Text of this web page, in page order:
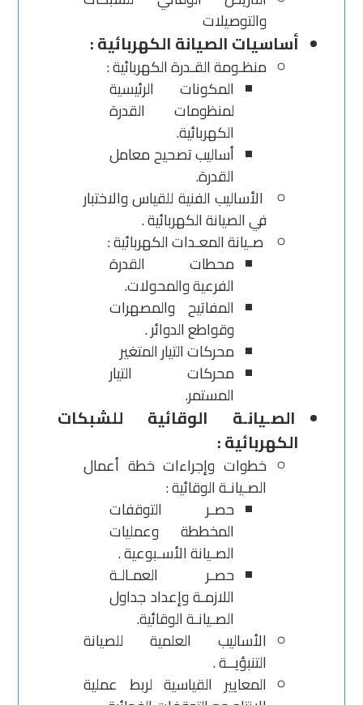
والتوصيلات
أساسيات الصيانة الكهربائية :
منظـومة القـدرة الكهربائية :
المكونات الرئيسية
لمنظومات القدرة
الكهربائية.
أساليب تصحيح معامل
القدرة.
الأساليب الفنية للقياس والاختبار
في الصيانة الكهربائية .
صـيانة المعـدات الكهربائية :
محطات القدرة
الفرعية والمحولات.
المفاتيح والمصهرات
وقواطع الدوائر .
محركات التيار المتغير
محركات التيار
المستمر.
الصـيانـة الوقائية للشبكات
الكهربائية :
خطوات وإجراءات خطة أعمال
الصـيانـة الوقائية :
حصـر التوقفات
المخططة وعمليات
الصـيانة الأسـبوعية .
حصـر العمـالـة
اللازمـة وإعداد جداول
الصـيانـة الوقائية.
الأساليب العلمية للصيانة
التنبؤيــة .
المعايير القياسية لربط عملية